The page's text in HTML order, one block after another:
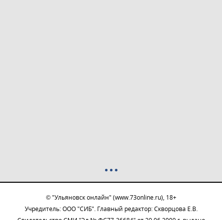
© "Ульяновск онлайн" (www.73online.ru), 18+
Учредитель: ООО "СИБ". Главный редактор: Скворцова Е.В.